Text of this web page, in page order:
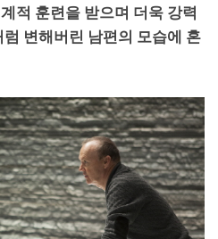
적 훈련을 받으며 더욱 강력
럼 변해버린 남편의 모습에 혼